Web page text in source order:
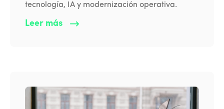
tecnología, IA y modernización operativa.
Leer más